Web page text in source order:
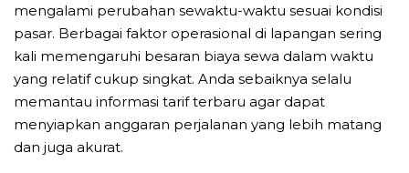
mengalami perubahan sewaktu-waktu sesuai kondisi
pasar. Berbagai faktor operasional di lapangan sering
kali memengaruhi besaran biaya sewa dalam waktu
yang relatif cukup singkat. Anda sebaiknya selalu
memantau informasi tarif terbaru agar dapat
menyiapkan anggaran perjalanan yang lebih matang
dan juga akurat.